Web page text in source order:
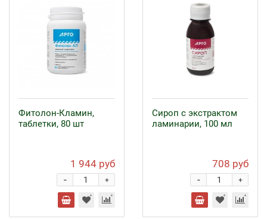
Фитолон-Кламин,
таблетки, 80 шт
1 944 руб
+
-
Сироп с экстрактом
ламинарии, 100 мл
708 руб
+
-